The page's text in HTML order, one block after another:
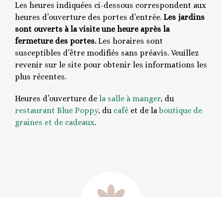
Les heures indiquées ci-dessous correspondent aux
heures d’ouverture des portes d’entrée. Les jardins
sont ouverts à la visite une heure après la
fermeture des portes.Les horaires sont
susceptibles d’être modifiés sans préavis. Veuillez
revenir sur le site pour obtenir les informations les
plus récentes.
Heures d’ouverture de la salle à manger, du
restaurant Blue Poppy, du café et de la boutique de
graines et de cadeaux.